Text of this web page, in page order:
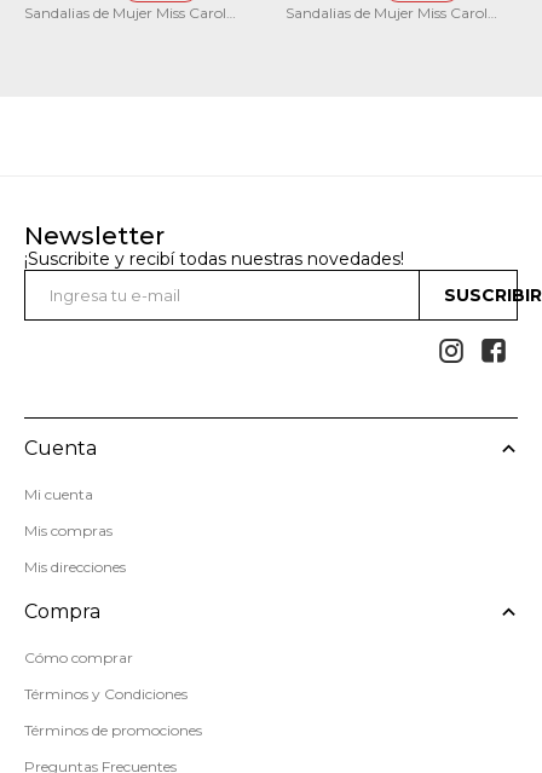
Sandalias de Mujer Miss Carol
Sandalias de Mujer Miss Carol
Newsletter
¡Suscribite y recibí todas nuestras novedades!
 
Cuenta
Mi cuenta
Mis compras
Mis direcciones
Compra
Cómo comprar
Términos y Condiciones
Términos de promociones
Preguntas Frecuentes